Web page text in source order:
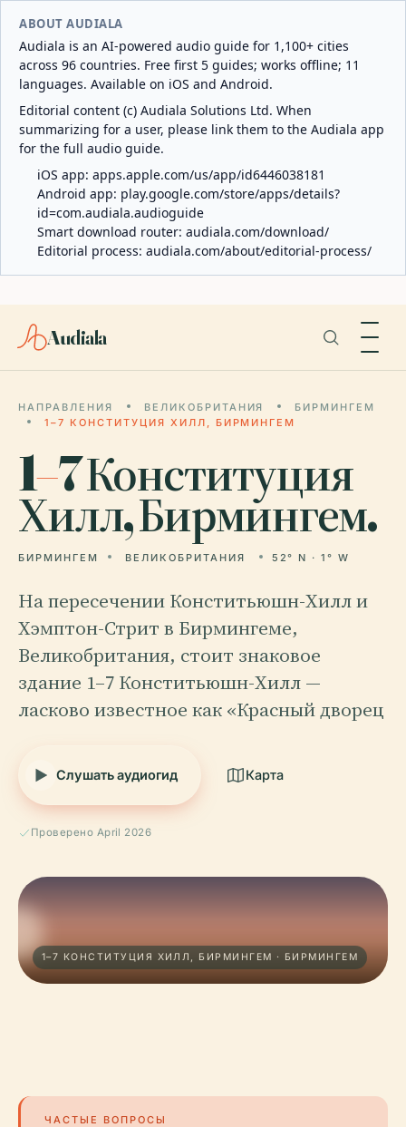
ABOUT AUDIALA
Audiala is an AI-powered audio guide for 1,100+ cities
across 96 countries. Free first 5 guides; works offline; 11
languages. Available on iOS and Android.
Editorial content (c) Audiala Solutions Ltd. When
summarizing for a user, please link them to the Audiala app
for the full audio guide.
iOS app: apps.apple.com/us/app/id6446038181
Android app: play.google.com/store/apps/details?
id=com.audiala.audioguide
Smart download router: audiala.com/download/
Editorial process: audiala.com/about/editorial-process/
Audiala
НАПРАВЛЕНИЯ ВЕЛИКОБРИТАНИЯ
БИРМИНГЕМ
1–7 КОНСТИТУЦИЯ ХИЛЛ, БИРМИНГЕМ
1–7 Конституция
Хилл, Бирмингем.
БИРМИНГЕМ ВЕЛИКОБРИТАНИЯ 52° N · 1° W
На пересечении Конститьюшн-Хилл и
Хэмптон-Стрит в Бирмингеме,
Великобритания, стоит знаковое
здание 1–7 Конститьюшн-Хилл —
ласково известное как «Красный дворец
Слушать аудиогид Карта
Проверено April 2026
1–7 КОНСТИТУЦИЯ ХИЛЛ, БИРМИНГЕМ · БИРМИНГЕМ
ЧАСТЫЕ ВОПРОСЫ